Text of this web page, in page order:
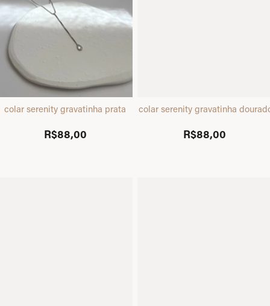
colar serenity gravatinha prata
R$88,00
colar serenity gravatinha
R$88,00